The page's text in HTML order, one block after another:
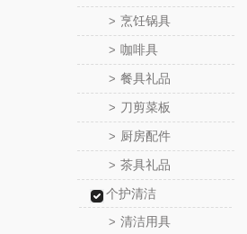
> 烹饪锅具
> 咖啡具
> 餐具礼品
> 刀剪菜板
> 厨房配件
> 茶具礼品
个护清洁
> 清洁用具